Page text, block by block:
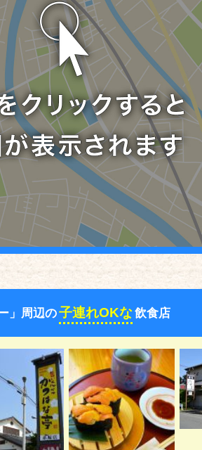
」周辺の子連れOKな飲食店